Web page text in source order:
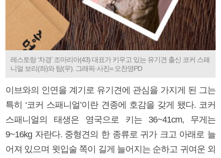
레스토랑 ‘차경’ 조마리아(43) 대표가 키우고 있는 유기견 출신 코커 스패
니얼 보리(좌)와 탐(우). 그래픽·사진= 오찬영PD
이브와의 인연을 계기로 유기견에 관심을 가지게 된 그는
특히 ‘코커 스패니얼’이란 견종에 호감을 갖게 됐다. 코커
스패니얼의 태생은 영국으로 키는 36~41cm, 무게는
9~16kg 자란다. 중형견의 한 종류로 귀가 크고 아래로 늘
어져 있으며 윗입술 쪽이 길게 늘어지는 순하고 귀여운 외